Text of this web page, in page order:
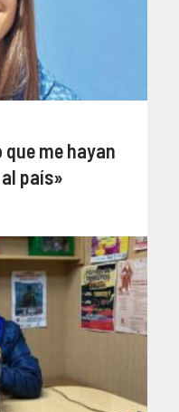
que me hayan
país»